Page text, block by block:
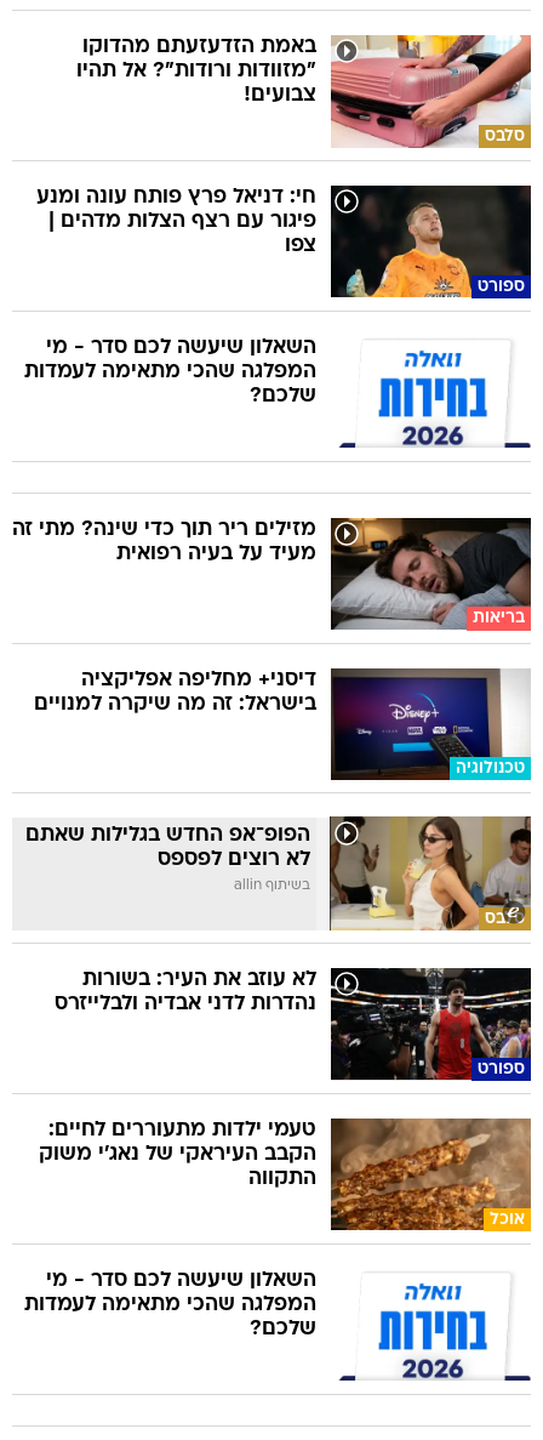
סלבס
באמת הזדעזעתם מהדוקו
"מזוודות ורודות"? אל תהיו
צבועים!
ספורט
חי: דניאל פרץ פותח עונה ומנע
פיגור עם רצף הצלות מדהים |
צפו
השאלון שיעשה לכם סדר - מי
המפלגה שהכי מתאימה לעמדות
שלכם?
בריאות
מזילים ריר תוך כדי שינה? מתי זה
מעיד על בעיה רפואית
טכנולוגיה
דיסני+ מחליפה אפליקציה
בישראל: זה מה שיקרה למנויים
סלבס
הפופ־אפ החדש בגלילות שאתם
לא רוצים לפספס
בשיתוף allin
ספורט
לא עוזב את העיר: בשורות
נהדרות לדני אבדיה ולבלייזרס
אוכל
טעמי ילדות מתעוררים לחיים:
הקבב העיראקי של נאג׳י משוק
התקווה
השאלון שיעשה לכם סדר - מי
המפלגה שהכי מתאימה לעמדות
שלכם?